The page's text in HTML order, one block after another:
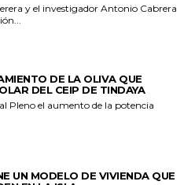
y el investigador Antonio Cabrera
DE LA OLIVA QUE
DEL CEIP DE TINDAYA
Pleno el aumento de la potencia
UN MODELO DE VIVIENDA QUE